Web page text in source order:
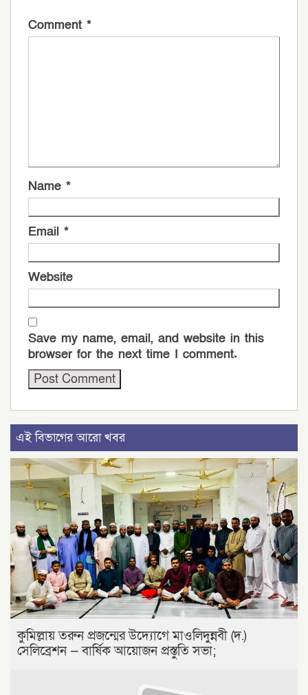
Comment *
Name *
Email *
Website
Save my name, email, and website in this
browser for the next time I comment.
এই বিভাগের আরো খবর
কুমিল্লায় তরুন প্রজন্মের উদ্যোগে মাওলিদুন্নবী (দ.)
সেলিব্রেশন — বার্ষিক আয়োজন প্রস্তুতি সভা;